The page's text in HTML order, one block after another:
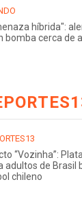
híbrida":
bomba cerca de
“Vozinha”:
adultos de Brasil
chileno